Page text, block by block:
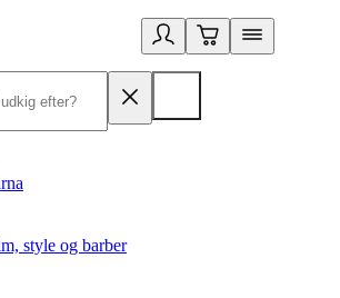
style og barber